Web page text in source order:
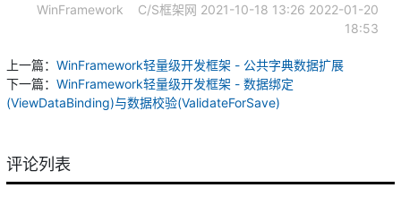
WinFramework C/S框架网 2021-10-18 13:26 2022-01-20
18:53
上一篇： WinFramework轻量级开发框架 - 公共字典数据扩展
下一篇： WinFramework轻量级开发框架 - 数据绑定
(ViewDataBinding)与数据校验(ValidateForSave)
评论列表